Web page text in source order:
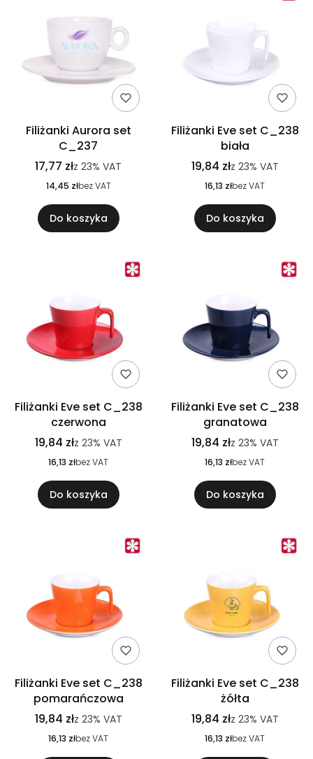
Filiżanki Aurora set
C_237
17,77 złz 23% VAT
14,45 złbez VAT
Do koszyka
Filiżanki Eve set C_238
biała
19,84 złz 23% VAT
16,13 złbez VAT
Do koszyka
Filiżanki Eve set C_238
czerwona
19,84 złz 23% VAT
16,13 złbez VAT
Do koszyka
Filiżanki Eve set C_238
granatowa
19,84 złz 23% VAT
16,13 złbez VAT
Do koszyka
Filiżanki Eve set C_238
pomarańczowa
19,84 złz 23% VAT
16,13 złbez VAT
Filiżanki Eve set C_238
żółta
19,84 złz 23% VAT
16,13 złbez VAT